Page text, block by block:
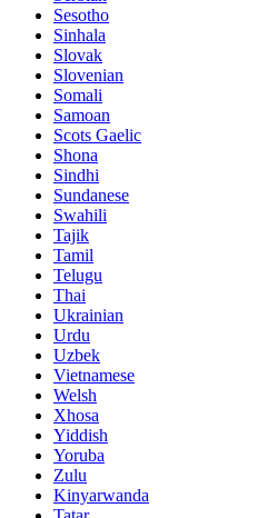
Sesotho
Sinhala
Slovak
Slovenian
Somali
Samoan
Scots Gaelic
Shona
Sindhi
Sundanese
Swahili
Tajik
Tamil
Telugu
Thai
Ukrainian
Urdu
Uzbek
Vietnamese
Welsh
Xhosa
Yiddish
Yoruba
Zulu
Kinyarwanda